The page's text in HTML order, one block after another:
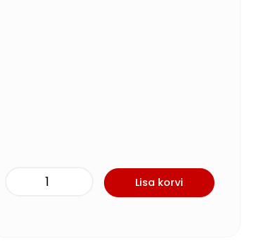
Lisa korvi